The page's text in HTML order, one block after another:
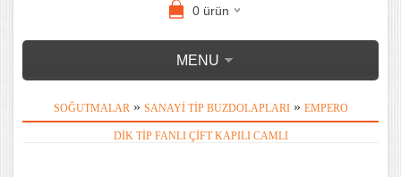
0ürün
MENU
SOĞUTMALAR » SANAYI TIP BUZDOLAPLARI» EMPERO
DIK TIP FANLI ÇIFT KAPILI CAMLI